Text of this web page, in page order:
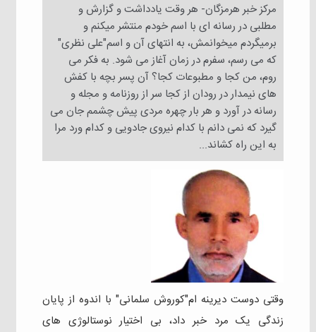
مرکز خبر هرمزگان- هر وقت یادداشت و گزارش و
مطلبی در رسانه ای با اسم خودم منتشر میکنم و
برمیگردم میخوانمش، به انتهای آن و اسم"علی نظری"
که می رسم، سفرم در زمان آغاز می شود. به فکر می
روم، من کجا و مطبوعات کجا؟ آن پسر بچه با کفش
های نیمدار در رودان از کجا سر از روزنامه و مجله و
رسانه در آورد و هر بار چهره مردی پیش چشمم جان می
گیرد که نمی دانم با کدام نیروی جادویی و کدام ورد مرا
به این راه کشاند...
وقتی دوست دیرینه ام"کوروش سلمانی" با اندوه از پایان
زندگی یک مرد خبر داد، بی اختیار نوستالوژی های